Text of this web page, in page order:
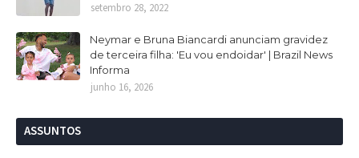
setembro 28, 2022
Neymar e Bruna Biancardi anunciam gravidez
de terceira filha: 'Eu vou endoidar' | Brazil News
Informa
junho 16, 2026
ASSUNTOS